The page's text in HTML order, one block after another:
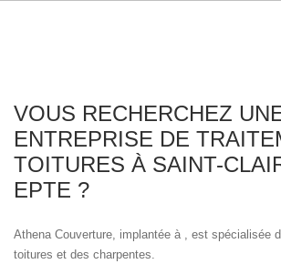
VOUS RECHERCHEZ
ENTREPRISE DE
TOITURES À SAINT-
EPTE ?
Athena Couverture, implantée à , est spécialisée
toitures et des charpentes.